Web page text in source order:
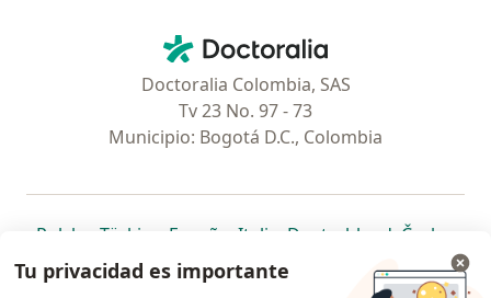
Doctoralia - Página de inicio
Doctoralia Colombia, SAS
Tv 23 No. 97 - 73
Municipio: Bogotá D.C., Colombia
Polska se abre en una nueva pestaña
Türkiye se abre en una nueva pestaña
España se abre en una nueva pestaña
Italia se abre en una nueva
Deutschlandse abre en
Česko
Portugal
se abre en una nueva pestaña
México se abre en una nueva pestaña
Chile se abre en una nueva pestaña
Brasil se abre en una nueva
se abre en
se
se abre en una nueva
Tu privacidad es importante